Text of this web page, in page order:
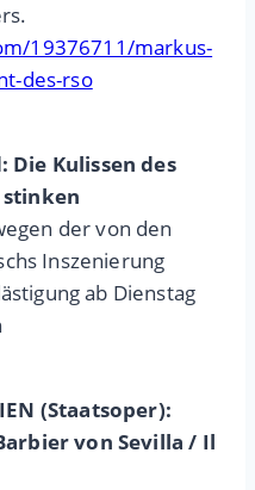
19376711/markus-
des-rso
Kulissen des
stinken
der von den
Inszenierung
ab Dienstag
(Staatsoper):
von Sevilla / Il